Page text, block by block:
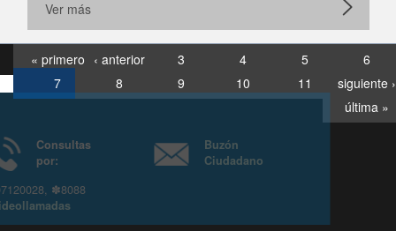
Ver más
« primero ‹ anterior 3 4 5
6
7
8 9 10 11
siguiente ›
última »
6007120028, ✽8088
yVideollamadas